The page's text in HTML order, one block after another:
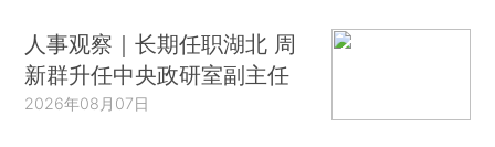
人事观察｜长期任职湖北 周
新群升任中央政研室副主任
2026年08月07日